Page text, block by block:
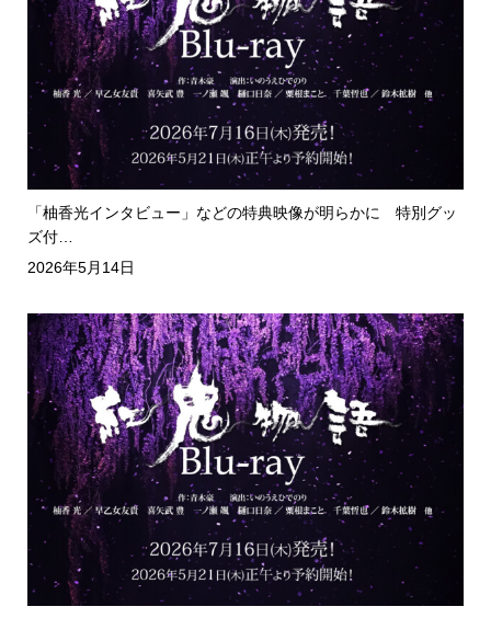
「柚香光インタビュー」などの特典映像が明らかに 特別グッ
ズ付…
2026年5月14日